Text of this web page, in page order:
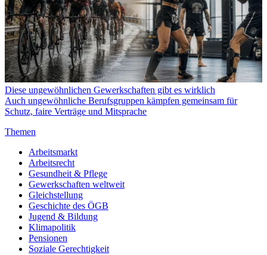
Diese ungewöhnlichen Gewerkschaften gibt es wirklich
Auch ungewöhnliche Berufsgruppen kämpfen gemeinsam für
Schutz, faire Verträge und Mitsprache
Themen
Arbeitsmarkt
Arbeitsrecht
Gesundheit & Pflege
Gewerkschaften weltweit
Gleichstellung
Geschichte des ÖGB
Jugend & Bildung
Klimapolitik
Pensionen
Soziale Gerechtigkeit